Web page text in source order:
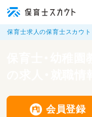
保育士求人の保育士スカウト
会員登録